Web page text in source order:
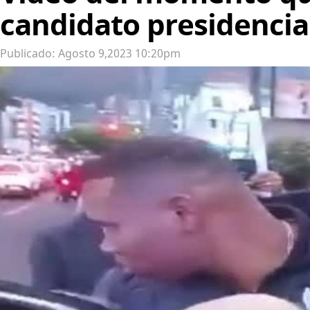
candidato
Publicado: Agosto 9,2023 10:20pm